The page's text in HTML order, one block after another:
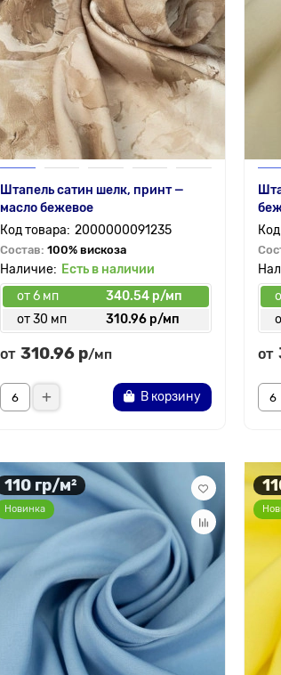
Штапель сатин шелк, принт —
масло бежевое
2000000091235
Состав: 100% вискоза
Есть в наличии
от 6 мп
340.54 р/мп
от 30 мп
310.96 р/мп
от 310.96 р/мп
В корзину
от
110 гр/м²
Новинка